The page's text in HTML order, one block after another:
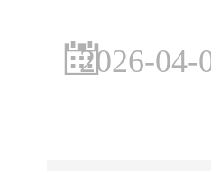
2026-04-